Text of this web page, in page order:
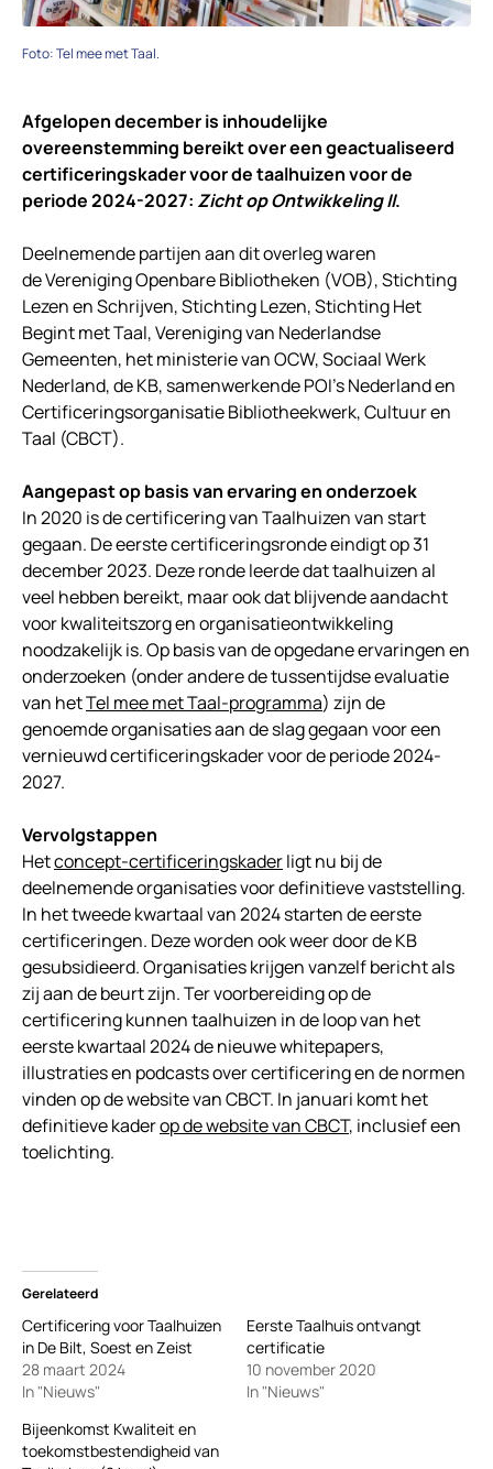
Foto: Tel mee met Taal.
Afgelopen december is inhoudelijke
overeenstemming bereikt over een geactualiseerd
certificeringskader voor de taalhuizen voor de
periode 2024-2027: Zicht op Ontwikkeling II.
Deelnemende partijen aan dit overleg waren
de Vereniging Openbare Bibliotheken (VOB), Stichting
Lezen en Schrijven, Stichting Lezen, Stichting Het
Begint met Taal, Vereniging van Nederlandse
Gemeenten, het ministerie van OCW, Sociaal Werk
Nederland, de KB, samenwerkende POI’s Nederland en
Certificeringsorganisatie Bibliotheekwerk, Cultuur en
Taal (CBCT).
Aangepast op basis van ervaring en onderzoek
In 2020 is de certificering van Taalhuizen van start
gegaan. De eerste certificeringsronde eindigt op 31
december 2023. Deze ronde leerde dat taalhuizen al
veel hebben bereikt, maar ook dat blijvende aandacht
voor kwaliteitszorg en organisatieontwikkeling
noodzakelijk is. Op basis van de opgedane ervaringen en
onderzoeken (onder andere de tussentijdse evaluatie
van hetTel mee met Taal-programma) zijn de
genoemde organisaties aan de slag gegaan voor een
vernieuwd certificeringskader voor de periode 2024-
2027.
Vervolgstappen
Hetconcept-certificeringskaderligt nu bij de
deelnemende organisaties voor definitieve vaststelling.
In het tweede kwartaal van 2024 starten de eerste
certificeringen. Deze worden ook weer door de KB
gesubsidieerd. Organisaties krijgen vanzelf bericht als
zij aan de beurt zijn. Ter voorbereiding op de
certificering kunnen taalhuizen in de loop van het
eerste kwartaal 2024 de nieuwe whitepapers,
illustraties en podcasts over certificering en de normen
vinden op de website van CBCT. In januari komt het
definitieve kaderop de website van CBCT, inclusief een
toelichting.
Gerelateerd
Certificering voor Taalhuizen
in De Bilt, Soest en Zeist
28 maart 2024
In "Nieuws"
Eerste Taalhuis ontvangt
certificatie
10 november 2020
In "Nieuws"
Bijeenkomst Kwaliteit en
toekomstbestendigheid van